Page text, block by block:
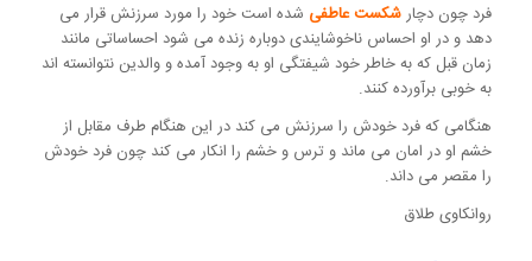
فرد چون دچارشکست عاطفی شده است خود را مورد سرزنش قرار می
دهد و در او احساس ناخوشایندی دوباره زنده می شود احساساتی مانند
زمان قبل که به خاطر خود شیفتگی او به وجود آمده و والدین نتوانسته اند
به خوبی برآورده کنند.
هنگامی که فرد خودش را سرزنش می کند در این هنگام طرف مقابل از
خشم او در امان می ماند و ترس و خشم را انکار می کند چون فرد خودش
را مقصر می داند.
روانکاوی طلاق